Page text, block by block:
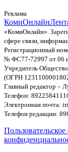
Реклама
КомиОнлайн
«КомиОнлайн».
сфере связи,
Регистрационный
№ ФС77-72997 от 06
Учредитель
(ОГРН
Главный редактор –
Телефон:
Электронная почта:
Телефон редакции: